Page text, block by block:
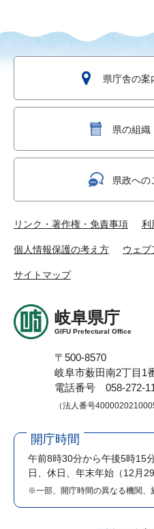
県庁舎の案
県の組織
県政への
リンク・著作権・免責事項 利
個人情報保護の考え方 ウェ
サイトマップ
岐阜県庁
GIFU Prefectural Office
〒500-8570
岐阜市薮田南2丁目1
電話番号 058-272-
（法人番号
開庁時間
午前8時30分から午後5時15
日、休日、年末年始（12月
※一部、開庁時間の異なる機関、